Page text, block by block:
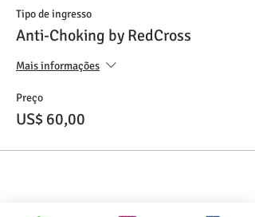
Tipo de ingresso
Anti-Choking by RedCross
Mais informações
Preço
US$ 60,00